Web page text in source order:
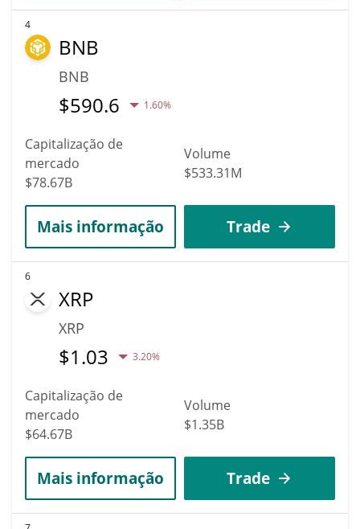
4
BNB
BNB
$590.6 1.60%
Capitalização de
mercado
$78.67B
Volume
$533.31M
Mais informação Trade
6
XRP
XRP
$1.03 3.20%
Capitalização de
mercado
$64.67B
Volume
$1.35B
Mais informação Trade